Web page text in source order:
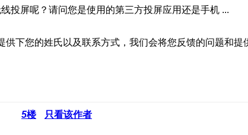
投屏呢？请问您是使用的第三方投屏应用还是手机 ...
下您的姓氏以及联系方式，我们会将您反馈的问题和
5楼 只看该作者